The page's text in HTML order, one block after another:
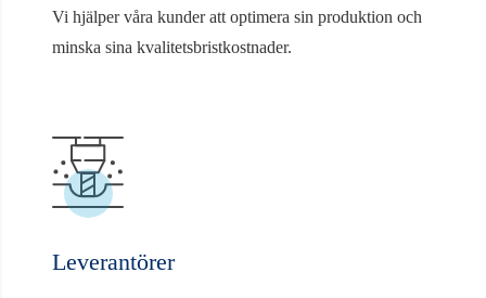
Vi hjälper våra kunder att optimera sin produktion och
minska sina kvalitetsbristkostnader.
Leverantörer